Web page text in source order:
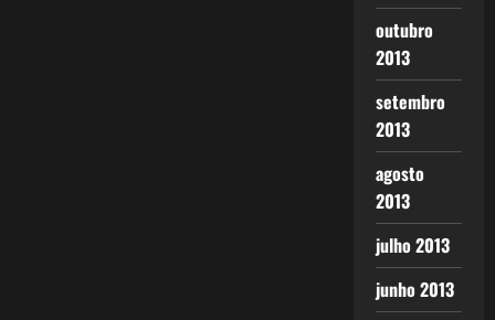
outubro
2013
setembro
2013
agosto
2013
julho 2013
junho 2013